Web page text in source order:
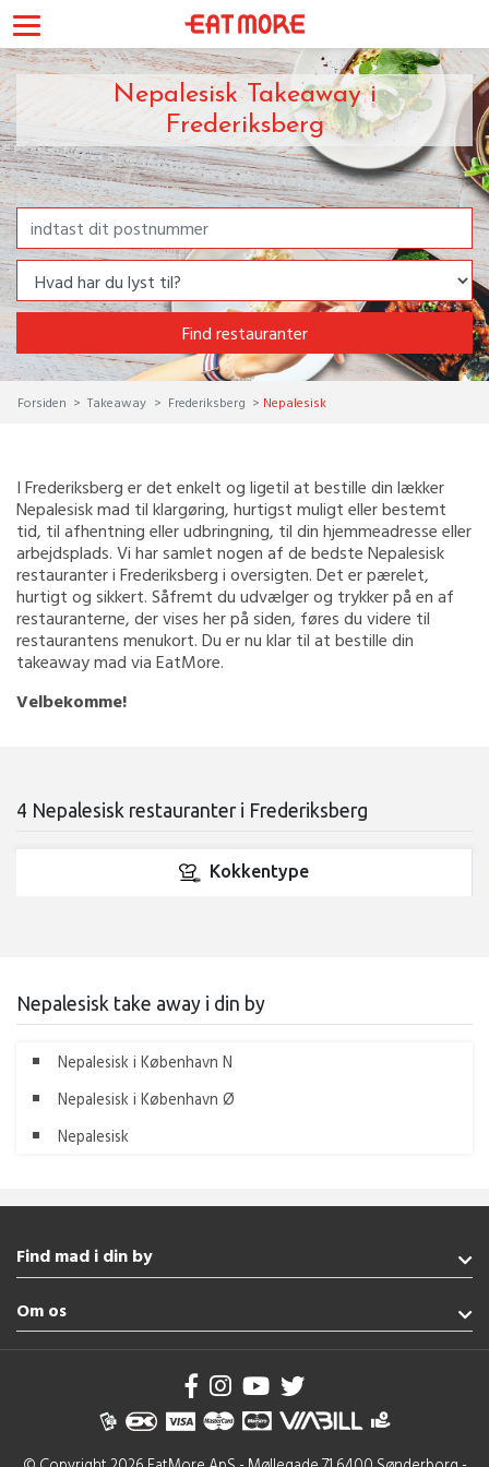
Nepalesisk Takeaway i
Frederiksberg
Find restauranter
Forsiden Takeaway Frederiksberg Nepalesisk
I Frederiksberg er det enkelt og ligetil at bestille din lækker
Nepalesisk mad til klargøring, hurtigst muligt eller bestemt
tid, til afhentning eller udbringning, til din hjemmeadresse eller
arbejdsplads. Vi har samlet nogen af de bedste Nepalesisk
restauranter i Frederiksberg i oversigten. Det er pærelet,
hurtigt og sikkert. Såfremt du udvælger og trykker på en af
restauranterne, der vises her på siden, føres du videre til
restaurantens menukort. Du er nu klar til at bestille din
takeaway mad via EatMore.
Velbekomme!
4 Nepalesisk restauranter i Frederiksberg
Kokkentype
Nepalesisk take away i din by
Nepalesisk i København N
Nepalesisk i København Ø
Nepalesisk
Find mad i din by
Rødekro
Haderslev
Broager
Se flere byer
Om os
Handelsbetingelser